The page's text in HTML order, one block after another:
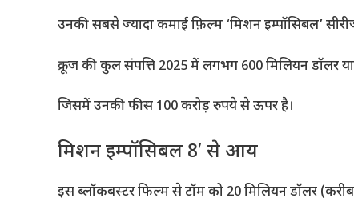
उनकी सबसे ज्यादा कमाई फ़िल्म ‘मिशन इम्पॉसिबल’
क्रूज की कुल संपत्ति 2025 में लगभग 600 मिलियन डॉलर
जिसमें उनकी फीस 100 करोड़ रुपये से ऊपर है।
मिशन इम्पॉसिबल 8′ से आय
इस ब्लॉकबस्टर फिल्म से टॉम को 20 मिलियन डॉलर